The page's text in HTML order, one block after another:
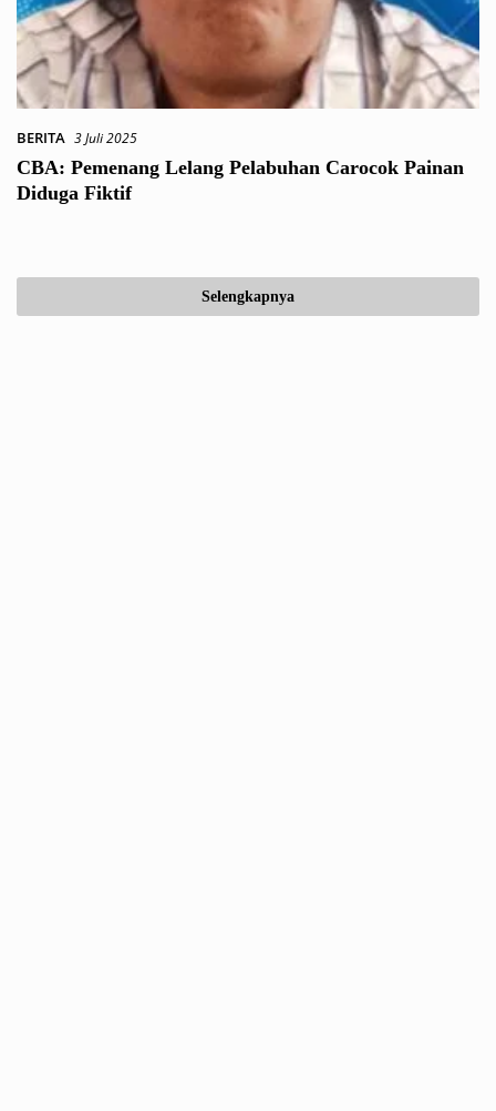
BERITA 3 Juli 2025
CBA: Pemenang Lelang Pelabuhan Carocok Painan
Diduga Fiktif
Selengkapnya